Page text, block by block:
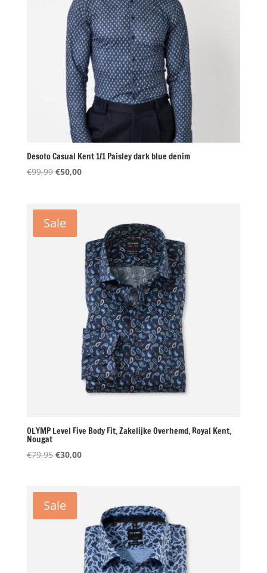
Desoto Casual Kent 1/1 Paisley dark blue denim
€99,99 Oorspronkelijke
€99,99.
€50,00Huidige
Sale
OLYMP Level Five Body Fit, Zakelijke Overhemd, Royal Kent,
Nougat
€79,95 Oorspronkelijke
€79,95.
€30,00Huidige
Sale